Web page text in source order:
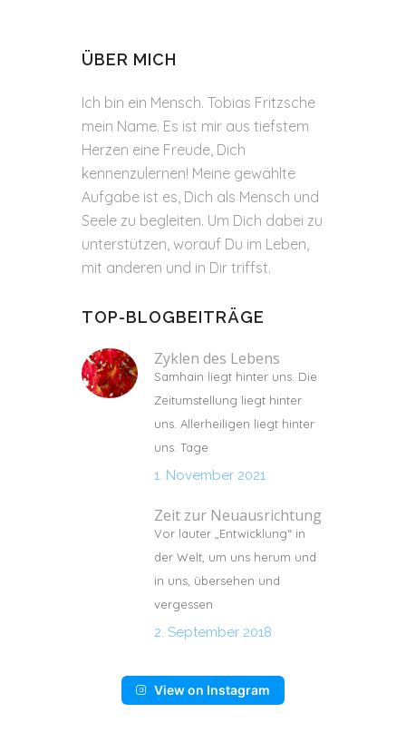
ÜBER MICH
Ich bin ein Mensch. Tobias Fritzsche
mein Name. Es ist mir aus tiefstem
Herzen eine Freude, Dich
kennenzulernen! Meine gewählte
Aufgabe ist es, Dich als Mensch und
Seele zu begleiten. Um Dich dabei zu
unterstützen, worauf Du im Leben,
mit anderen und in Dir triffst.
TOP-BLOGBEITRÄGE
Zyklen des Lebens
Samhain liegt hinter uns. Die
Zeitumstellung liegt hinter
uns. Allerheiligen liegt hinter
uns. Tage
1. November 2021
Zeit zur Neuausrichtung
Vor lauter „Entwicklung“ in
der Welt, um uns herum und
in uns, übersehen und
vergessen
2. September 2018
View on Instagram